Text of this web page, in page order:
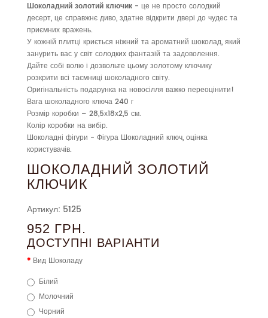
Шоколадний золотий ключик - це не просто солодкий
десерт, це справжнє диво, здатне відкрити двері до чудес та
приємних вражень.
У кожній плитці криється ніжний та ароматний шоколад, який
занурить вас у світ солодких фантазій та задоволення.
Дайте собі волю і дозвольте цьому золотому ключику
розкрити всі таємниці шоколадного світу.
Оригінальність подарунка на новосілля важко переоцінити!
Вага шоколадного ключа 240 г
Розмір коробки – 28,5х18х2,5 см.
Колір коробки на вибір.
Шоколадні фігури - Фігура Шоколадний ключ, оцінка
користувачів.
ШОКОЛАДНИЙ ЗОЛОТИЙ
КЛЮЧИК
Артикул: 5125
952 ГРН.
ДОСТУПНІ ВАРІАНТИ
Вид Шоколаду
Білий
Молочний
Чорний